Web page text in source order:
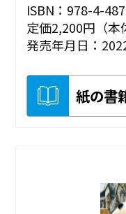
ISBN：978-4-
定価2,200円（本
発売年月日：
紙の書